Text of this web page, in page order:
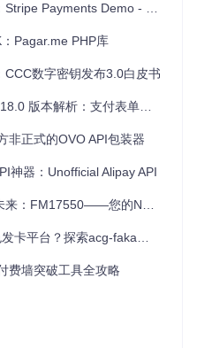
如，在购买流程中，用户可
式，降低了因汇率或货币标
识别并显示信用卡品牌标志，
组间隔，甚至是特定卡种的
示，适应全球市场。
捷支付的同时，也感受到品
Demo - 打造无缝支付体验的开源神器
Pagar.me PHP库
CCC数字密钥发布3.0白皮书
解析：支付表单定制化能力升级
非正式的OVO API包装器
神器：Unofficial Alipay API
您的NFC创新之选
？探索acg-faka的四大核心优势
费墙突破工具全攻略